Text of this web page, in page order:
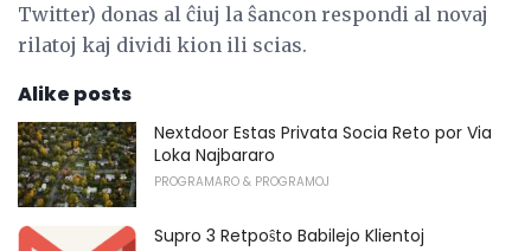
Twitter) donas al ĉiuj la ŝancon respondi al novaj
rilatoj kaj dividi kion ili scias.
Alike posts
Nextdoor Estas Privata Socia Reto por Via
Loka Najbararo
PROGRAMARO & PROGRAMOJ
Supro 3 Retpoŝto Babilejo Klientoj